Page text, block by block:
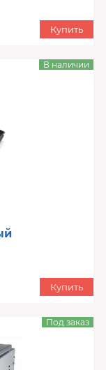
Купить
В наличии
Купить
Под заказ